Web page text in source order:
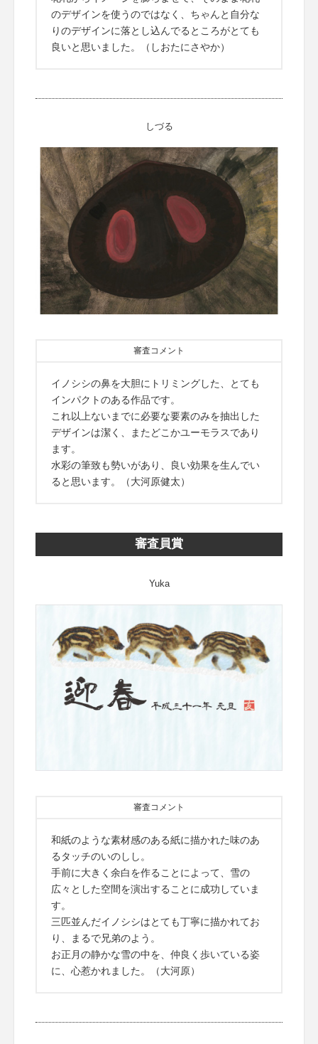
のデザインを使うのではなく、ちゃんと自分な
りのデザインに落とし込んでるところがとても
良いと思いました。（しおたにさやか）
しづる
審査コメント
イノシシの鼻を大胆にトリミングした、とても
インパクトのある作品です。
これ以上ないまでに必要な要素のみを抽出した
デザインは潔く、またどこかユーモラスであり
ます。
水彩の筆致も勢いがあり、良い効果を生んでい
ると思います。（大河原健太）
審査員賞
Yuka
審査コメント
和紙のような素材感のある紙に描かれた味のあ
るタッチのいのしし。
手前に大きく余白を作ることによって、雪の
広々とした空間を演出することに成功していま
す。
三匹並んだイノシシはとても丁寧に描かれてお
り、まるで兄弟のよう。
お正月の静かな雪の中を、仲良く歩いている姿
に、心惹かれました。（大河原）